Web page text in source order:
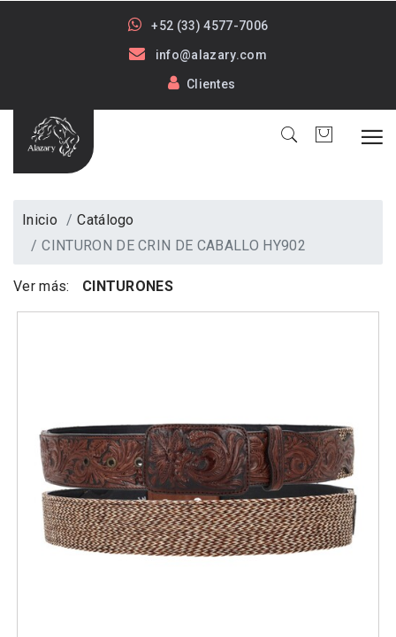
+52 (33) 4577-7006
info@alazary.com
Clientes
Inicio
Catálogo
CINTURON DE CRIN DE CABALLO HY902
Ver más: CINTURONES